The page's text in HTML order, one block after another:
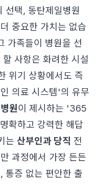
선택, 동탄제일병원
중요한 가치는 없습
가족들이 병원을 선
사항은 화려한 시설
위기 상황에서도 즉
의료 시스템'의 유무
원이 제시하는 '365
확하고 강력한 해답
는 산부인과 당직 전
과정에서 가장 든든
통증 없는 편안한 출